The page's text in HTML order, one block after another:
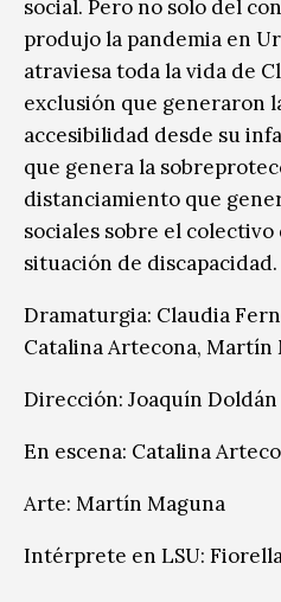
social. Pero no solo del
produjo la pandemia en
atraviesa toda la vida de
exclusión que generaron
accesibilidad desde su
que genera la
distanciamiento que
sociales sobre el colectivo
situación de discapacidad.
Dramaturgia: Claudia
Catalina Artecona, Martín
Dirección: Joaquín Doldán
En escena: Catalina
Arte: Martín Maguna
Intérprete en LSU: